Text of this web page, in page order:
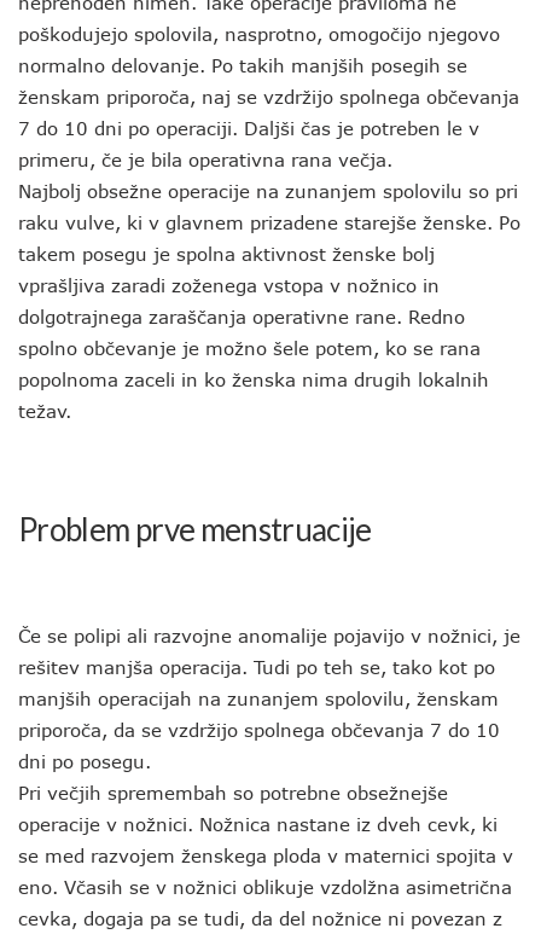
poškodujejo spolovila, nasprotno, omogočijo njegovo
normalno delovanje. Po takih manjših posegih se
ženskam priporoča, naj se vzdržijo spolnega občevanja
7 do 10 dni po operaciji. Daljši čas je potreben le v
primeru, če je bila operativna rana večja.
Najbolj obsežne operacije na zunanjem spolovilu so pri
raku vulve, ki v glavnem prizadene starejše ženske. Po
takem posegu je spolna aktivnost ženske bolj
vprašljiva zaradi zoženega vstopa v nožnico in
dolgotrajnega zaraščanja operativne rane. Redno
spolno občevanje je možno šele potem, ko se rana
popolnoma zaceli in ko ženska nima drugih lokalnih
težav.
Problem prve menstruacije
Če se polipi ali razvojne anomalije pojavijo v nožnici, je
rešitev manjša operacija. Tudi po teh se, tako kot po
manjših operacijah na zunanjem spolovilu, ženskam
priporoča, da se vzdržijo spolnega občevanja 7 do 10
dni po posegu.
Pri večjih spremembah so potrebne obsežnejše
operacije v nožnici. Nožnica nastane iz dveh cevk, ki
se med razvojem ženskega ploda v maternici spojita v
eno. Včasih se v nožnici oblikuje vzdolžna asimetrična
cevka, dogaja pa se tudi, da del nožnice ni povezan z